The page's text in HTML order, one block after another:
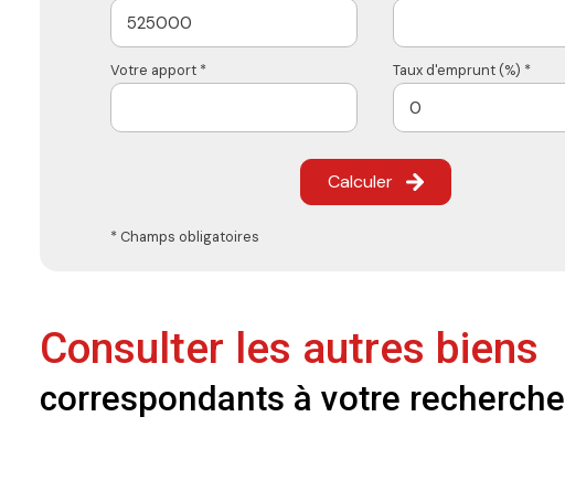
Votre apport * Taux d'emprunt (%) *
Calculer
* Champs obligatoires
Consulter les autres biens
correspondants à votre recherche